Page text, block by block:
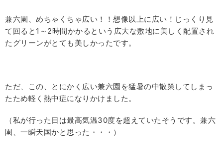
兼六園、めちゃくちゃ広い！！想像以上に広い！じっくり見
て回ると1～2時間かかるという広大な敷地に美しく配置され
たグリーンがとても美しかったです。
ただ、この、とにかく広い兼六園を猛暑の中散策してしまっ
たため軽く熱中症になりかけました。
（私が行った日は最高気温30度を超えていたそうです。兼六
園、一瞬天国かと思った・・・）